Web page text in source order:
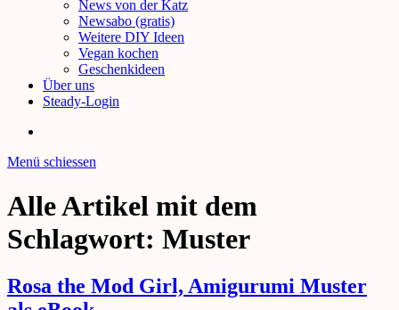
News von der Katz
Newsabo (gratis)
Weitere DIY Ideen
Vegan kochen
Geschenkideen
Über uns
Steady-Login
Menü schiessen
Alle Artikel mit dem
Schlagwort: Muster
Rosa the Mod Girl, Amigurumi Muster